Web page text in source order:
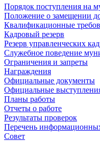
Порядок поступления на
Положение о замещении
Квалификационные
Кадровый резерв
Резерв управленческих
Служебное поведение
Ограничения и запреты
Награждения
Официальные документы
Официальные
Планы работы
Отчеты о работе
Результаты проверок
Перечень
Совет